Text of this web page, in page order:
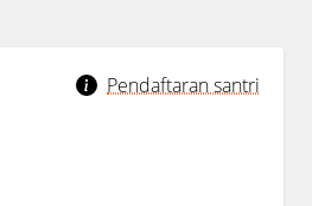
Pendaftaran santri